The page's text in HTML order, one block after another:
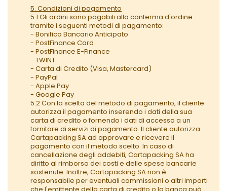
5. Condizioni di pagamento
5.1 Gli ordini sono pagabili alla conferma d'ordine
tramite i seguenti metodi di pagamento:
- Bonifico Bancario Anticipato
- PostFinance Card
- PostFinance E-Finance
- TWINT
- Carta di Credito (Visa, Mastercard)
- PayPal
- Apple Pay
- Google Pay
5.2 Con la scelta del metodo di pagamento, il cliente
autorizza il pagamento inserendo i dati della sua
carta di credito o fornendo i dati di accesso a un
fornitore di servizi di pagamento. Il cliente autorizza
Cartapacking SA ad approvare e ricevere il
pagamento con il metodo scelto. In caso di
cancellazione degli addebiti, Cartapacking SA ha
diritto al rimborso dei costi e delle spese bancarie
sostenute. Inoltre, Cartapacking SA non è
responsabile per eventuali commissioni o altri importi